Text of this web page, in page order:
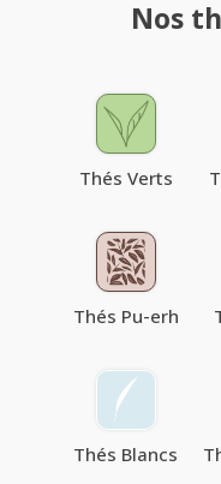
Nos
Thés Verts
Thés Pu-erh
Thés Blancs